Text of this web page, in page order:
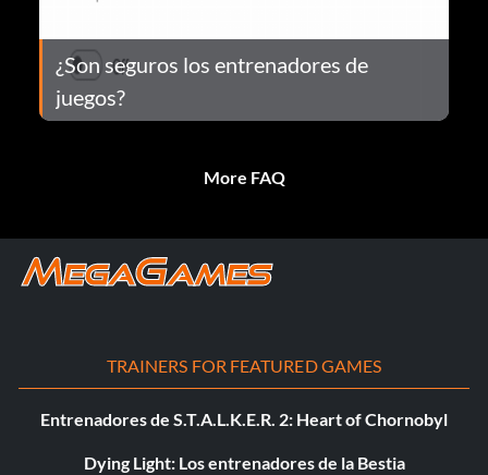
¿Son seguros los entrenadores de
juegos?
More FAQ
TRAINERS FOR FEATURED GAMES
Entrenadores de S.T.A.L.K.E.R. 2: Heart of Chornobyl
Dying Light: Los entrenadores de la Bestia